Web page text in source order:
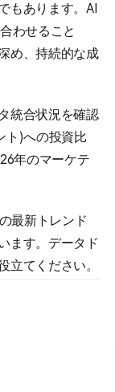
もあります。AI
わせること
め、持続的な成
統合状況を確認
ト)への投資比
年のマーケテ
最新トレンド
ます。データド
立てください。